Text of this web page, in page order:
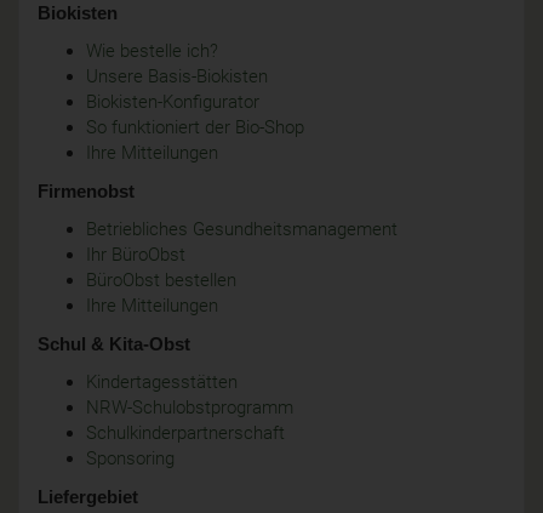
Biokisten
Wie bestelle ich?
Unsere Basis-Biokisten
Biokisten-Konfigurator
So funktioniert der Bio-Shop
Ihre Mitteilungen
Firmenobst
Betriebliches Gesundheitsmanagement
Ihr BüroObst
BüroObst bestellen
Ihre Mitteilungen
Schul & Kita-Obst
Kindertagesstätten
NRW-Schulobstprogramm
Schulkinderpartnerschaft
Sponsoring
Liefergebiet